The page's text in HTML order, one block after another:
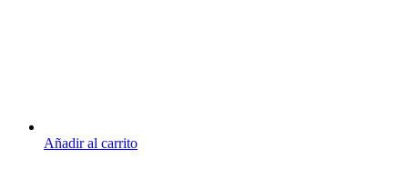
Añadir al carrito